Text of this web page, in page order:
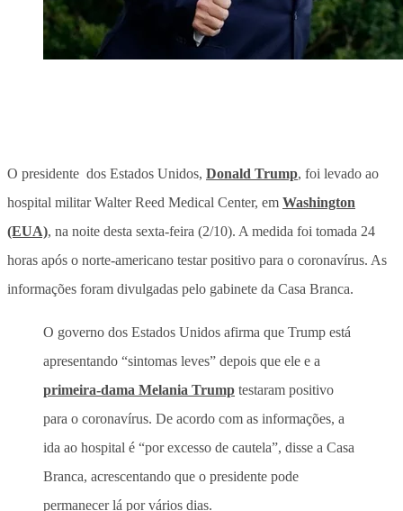
O presidente dos Estados Unidos, Donald Trump, foi levado ao
hospital militar Walter Reed Medical Center, em Washington
(EUA), na noite desta sexta-feira (2/10). A medida foi tomada 24
horas após o norte-americano testar positivo para o coronavírus. As
informações foram divulgadas pelo gabinete da Casa Branca.
O governo dos Estados Unidos afirma que Trump está
apresentando “sintomas leves” depois que ele e a
primeira-dama Melania Trump testaram positivo
para o coronavírus. De acordo com as informações, a
ida ao hospital é “por excesso de cautela”, disse a Casa
Branca, acrescentando que o presidente pode
permanecer lá por vários dias.